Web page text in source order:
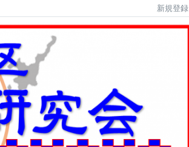
新規登録